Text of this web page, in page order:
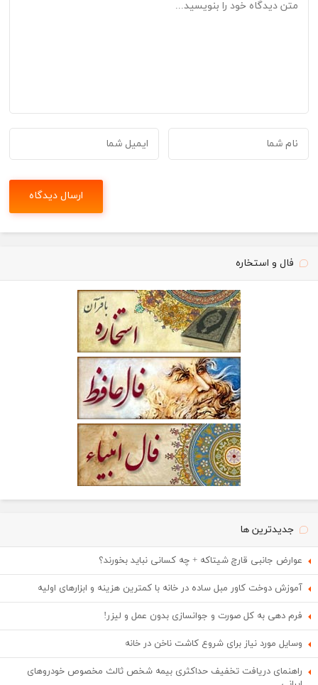
فال و استخاره
جدیدترین ها
عوارض جانبی قارچ شیتاکه + چه کسانی نباید بخورند؟
آموزش دوخت کاور مبل ساده در خانه با کمترین هزینه و ابزارهای اولیه
فرم دهی به کل صورت و جوانسازی بدون عمل و لیزر!
وسایل مورد نیاز برای شروع کاشت ناخن در خانه
راهنمای دریافت تخفیف حداکثری بیمه شخص ثالث مخصوص خودروهای